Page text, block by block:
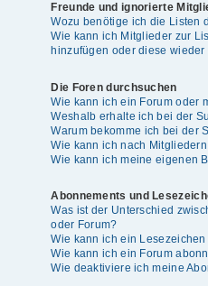
Freunde und ignorierte
Wozu benötige ich die Listen
Wie kann ich Mitglieder zur
hinzufügen oder diese
Die Foren durchsuchen
Wie kann ich ein Forum oder
Weshalb erhalte ich bei der
Warum bekomme ich bei der
Wie kann ich nach
Wie kann ich meine eigenen
Abonnements und
Was ist der Unterschied
oder Forum?
Wie kann ich ein
Wie kann ich ein Forum
Wie deaktiviere ich meine